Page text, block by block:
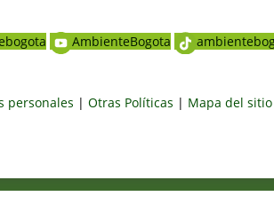
AmbienteBogota
personales | Otras Políticas | Mapa del sitio